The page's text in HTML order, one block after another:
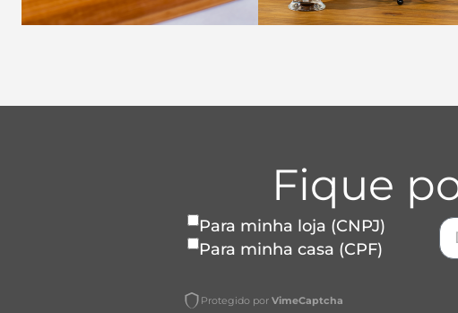
Fique
Para minha loja (CNPJ)
Para minha casa (CPF)
Protegido por VimeCaptcha